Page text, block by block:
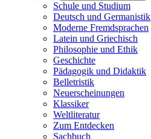
Schule und Studium
Deutsch und Germanistik
Moderne Fremdsprachen
Latein und Griechisch
Philosophie und Ethik
Geschichte
Pädagogik und Didaktik
Belletristik
Neuerscheinungen
Klassiker
Weltliteratur
Zum Entdecken
Sachbuch